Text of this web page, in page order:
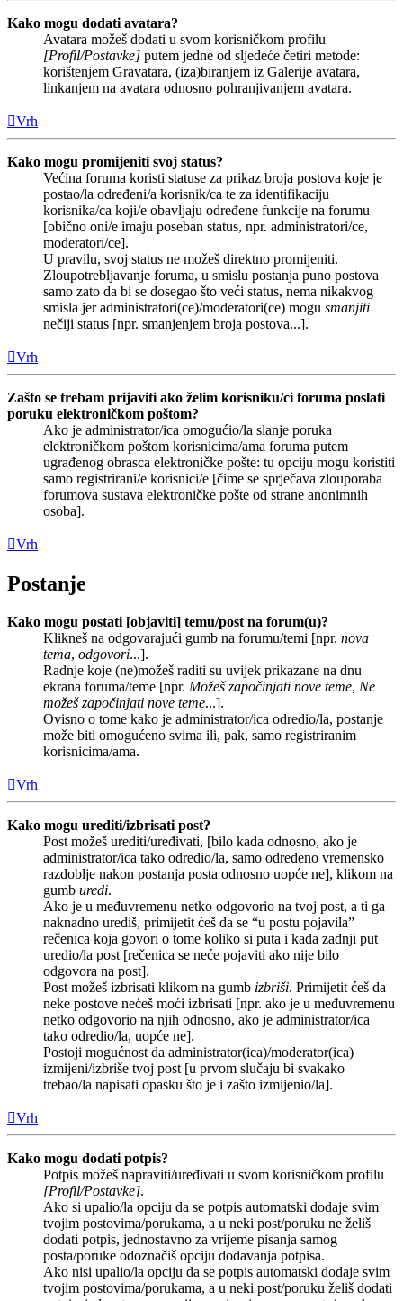
Kako mogu dodati avatara?
Avatara možeš dodati u svom korisničkom profilu
[Profil/Postavke] putem jedne od sljedeće četiri metode:
korištenjem Gravatara, (iza)biranjem iz Galerije avatara,
linkanjem na avatara odnosno pohranjivanjem avatara.
Vrh
Kako mogu promijeniti svoj status?
Većina foruma koristi statuse za prikaz broja postova koje je
postao/la određeni/a korisnik/ca te za identifikaciju
korisnika/ca koji/e obavljaju određene funkcije na forumu
[obično oni/e imaju poseban status, npr. administratori/ce,
moderatori/ce].
U pravilu, svoj status ne možeš direktno promijeniti.
Zloupotrebljavanje foruma, u smislu postanja puno postova
samo zato da bi se dosegao što veći status, nema nikakvog
smisla jer administratori(ce)/moderatori(ce) mogu smanjiti
nečiji status [npr. smanjenjem broja postova...].
Vrh
Zašto se trebam prijaviti ako želim korisniku/ci foruma poslati
poruku elektroničkom poštom?
Ako je administrator/ica omogućio/la slanje poruka
elektroničkom poštom korisnicima/ama foruma putem
ugrađenog obrasca elektroničke pošte: tu opciju mogu koristiti
samo registrirani/e korisnici/e [čime se sprječava zlouporaba
forumova sustava elektroničke pošte od strane anonimnih
osoba].
Vrh
Postanje
Kako mogu postati [objaviti] temu/post na forum(u)?
Klikneš na odgovarajući gumb na forumu/temi [npr. nova
tema, odgovori...].
Radnje koje (ne)možeš raditi su uvijek prikazane na dnu
ekrana foruma/teme [npr. Možeš započinjati nove teme, Ne
možeš započinjati nove teme...].
Ovisno o tome kako je administrator/ica odredio/la, postanje
može biti omogućeno svima ili, pak, samo registriranim
korisnicima/ama.
Vrh
Kako mogu urediti/izbrisati post?
Post možeš urediti/uređivati, [bilo kada odnosno, ako je
administrator/ica tako odredio/la, samo određeno vremensko
razdoblje nakon postanja posta odnosno uopće ne], klikom na
gumb uredi.
Ako je u međuvremenu netko odgovorio na tvoj post, a ti ga
naknadno urediš, primijetit ćeš da se “u postu pojavila”
rečenica koja govori o tome koliko si puta i kada zadnji put
uredio/la post [rečenica se neće pojaviti ako nije bilo
odgovora na post].
Post možeš izbrisati klikom na gumb izbriši. Primijetit ćeš da
neke postove nećeš moći izbrisati [npr. ako je u međuvremenu
netko odgovorio na njih odnosno, ako je administrator/ica
tako odredio/la, uopće ne].
Postoji mogućnost da administrator(ica)/moderator(ica)
izmijeni/izbriše tvoj post [u prvom slučaju bi svakako
trebao/la napisati opasku što je i zašto izmijenio/la].
Vrh
Kako mogu dodati potpis?
Potpis možeš napraviti/uređivati u svom korisničkom profilu
[Profil/Postavke].
Ako si upalio/la opciju da se potpis automatski dodaje svim
tvojim postovima/porukama, a u neki post/poruku ne želiš
dodati potpis, jednostavno za vrijeme pisanja samog
posta/poruke odoznačiš opciju dodavanja potpisa.
Ako nisi upalio/la opciju da se potpis automatski dodaje svim
tvojim postovima/porukama, a u neki post/poruku želiš dodati